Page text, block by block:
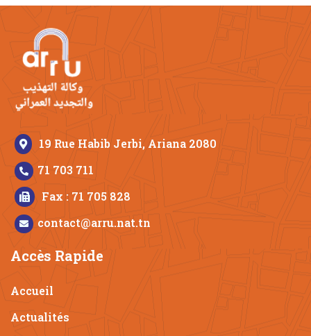
19 Rue Habib Jerbi, Ariana 2080
71 703 711
Fax : 71 705 828
contact@arru.nat.tn
Accès Rapide
Accueil
Actualités